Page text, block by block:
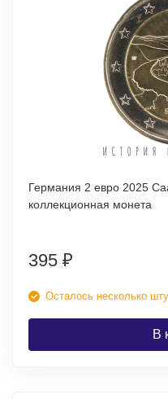
Германия 2 евро 2025
коллекционная монета
395 ₽
Осталось несколько
В